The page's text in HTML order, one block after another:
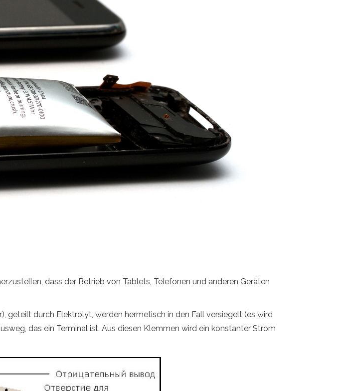
dass der Betrieb von Tablets, Telefonen und anderen Geräten
geteilt durch Elektrolyt, werden hermetisch in den Fall versiegelt (es wird
das ein Terminal ist. Aus diesen Klemmen wird ein konstanter Strom